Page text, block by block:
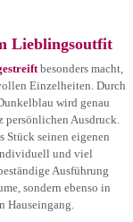
Lieblingsoutfit
besonders macht,
Einzelheiten. Durch
wird genau
Ausdruck.
Stück seinen eigenen
und viel
Ausführung
sondern ebenso in
Hauseingang.